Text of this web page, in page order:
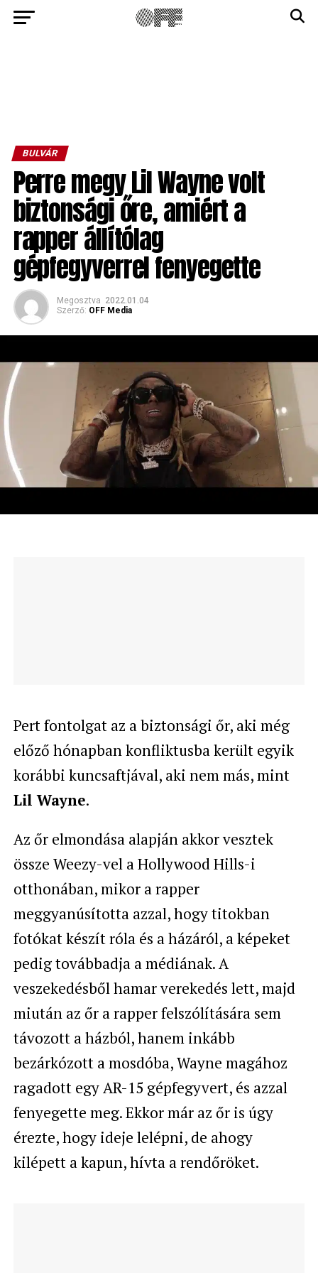
BULVÁR
Perre megy Lil Wayne volt
biztonsági őre, amiért a
rapper állítólag
gépfegyverrel fenyegette
Megosztva 2022.01.04
Szerző: OFF Media
Pert fontolgat az a biztonsági őr, aki még
előző hónapban konfliktusba került egyik
korábbi kuncsaftjával, aki nem más, mint
Lil Wayne.
Az őr elmondása alapján akkor vesztek
össze Weezy-vel a Hollywood Hills-i
otthonában, mikor a rapper
meggyanúsította azzal, hogy titokban
fotókat készít róla és a házáról, a képeket
pedig továbbadja a médiának. A
veszekedésből hamar verekedés lett, majd
miután az őr a rapper felszólítására sem
távozott a házból, hanem inkább
bezárkózott a mosdóba, Wayne magához
ragadott egy AR-15 gépfegyvert, és azzal
fenyegette meg. Ekkor már az őr is úgy
érezte, hogy ideje lelépni, de ahogy
kilépett a kapun, hívta a rendőröket.